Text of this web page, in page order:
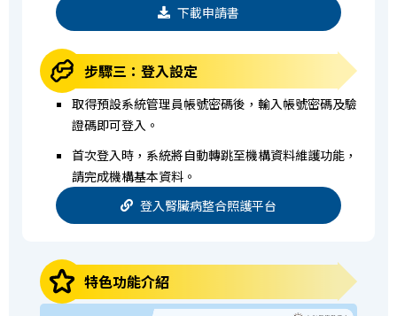
下載申請書
步驟三：登入設定
取得預設系統管理員帳號密碼後，輸入帳號密碼及驗
證碼即可登入。
首次登入時，系統將自動轉跳至機構資料維護功能，
請完成機構基本資料。
登入腎臟病整合照護平台
特色功能介紹